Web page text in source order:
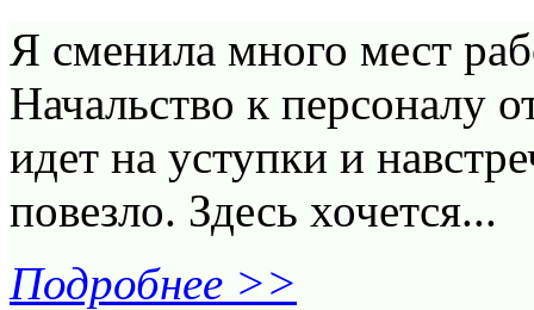
Я сменила много мест
Начальство к персоналу
идет на уступки и
повезло. Здесь хочется...
Подробнее >>